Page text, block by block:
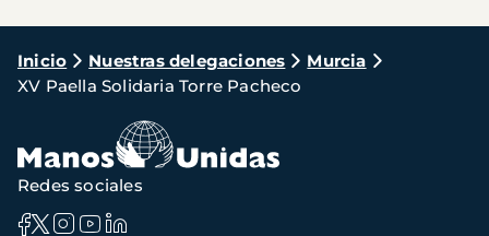
Ruta
de
navegación
Inicio Nuestras delegaciones
Murcia
XV Paella Solidaria Torre Pacheco
Redes sociales